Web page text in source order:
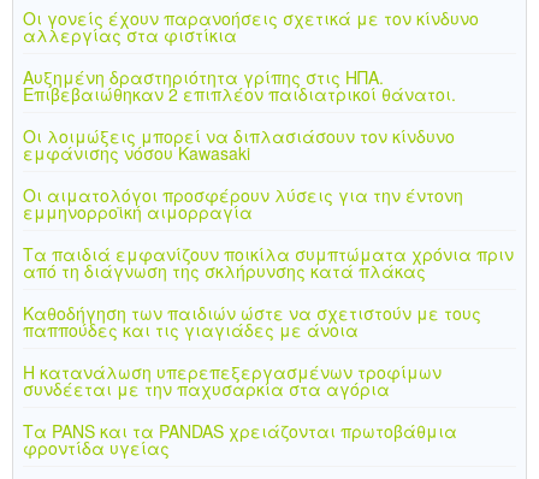
Οι γονείς έχουν παρανοήσεις σχετικά με τον κίνδυνο
αλλεργίας στα φιστίκια
Αυξημένη δραστηριότητα γρίπης στις ΗΠΑ.
Επιβεβαιώθηκαν 2 επιπλέον παιδιατρικοί θάνατοι.
Οι λοιμώξεις μπορεί να διπλασιάσουν τον κίνδυνο
εμφάνισης νόσου Kawasaki
Οι αιματολόγοι προσφέρουν λύσεις για την έντονη
εμμηνορροϊκή αιμορραγία
Τα παιδιά εμφανίζουν ποικίλα συμπτώματα χρόνια πριν
από τη διάγνωση της σκλήρυνσης κατά πλάκας
Καθοδήγηση των παιδιών ώστε να σχετιστούν με τους
παππούδες και τις γιαγιάδες με άνοια
Η κατανάλωση υπερεπεξεργασμένων τροφίμων
συνδέεται με την παχυσαρκία στα αγόρια
Τα PANS και τα PANDAS χρειάζονται πρωτοβάθμια
φροντίδα υγείας